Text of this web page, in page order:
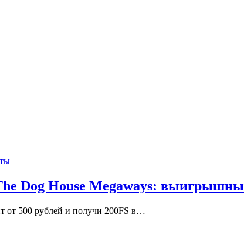
Dog House Megaways:
от 500 рублей и получи 200FS в…